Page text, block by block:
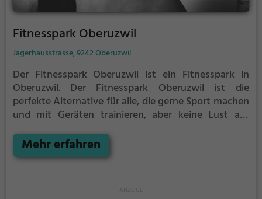
Fitnesspark Oberuzwil
Jägerhausstrasse, 9242 Oberuzwil
Der Fitnesspark Oberuzwil ist ein Fitnesspark in
Oberuzwil. Der Fitnesspark Oberuzwil ist die
perfekte Alternative für alle, die gerne Sport machen
und mit Geräten trainieren, aber keine Lust auf
Mehr erfahren